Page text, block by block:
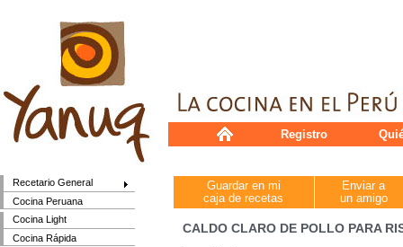
Recetario General
Cocina Peruana
Cocina Light
Cocina Rápida
Registro
Guardar en mi
caja de recetas
Enviar a
un amigo
CALDO CLARO DE POLLO PARA